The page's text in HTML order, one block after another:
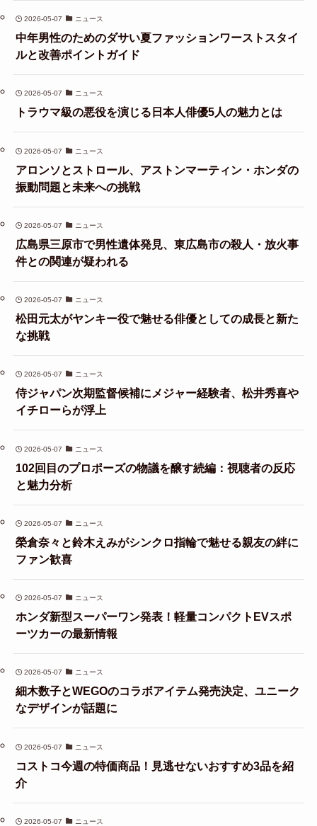
2026-05-07 ニュース
中年男性のためのダサい夏ファッションワーストスタイ
ルと改善ポイントガイド
2026-05-07 ニュース
トラウマ級の悪役を演じる日本人俳優5人の魅力とは
2026-05-07 ニュース
アロンソとストロール、アストンマーティン・ホンダの
振動問題と未来への挑戦
2026-05-07 ニュース
広島県三原市で男性遺体発見、東広島市の殺人・放火事
件との関連が疑われる
2026-05-07 ニュース
松田元太がヤンキー役で魅せる俳優としての成長と新た
な挑戦
2026-05-07 ニュース
侍ジャパン次期監督候補にメジャー経験者、松井秀喜や
イチローらが浮上
2026-05-07 ニュース
102回目のプロポーズの物議を醸す続編：視聴者の反応
と魅力分析
2026-05-07 ニュース
榮倉奈々と鈴木えみがシンクロ指輪で魅せる親友の絆に
ファン歓喜
2026-05-07 ニュース
ホンダ新型スーパーワン発表！軽量コンパクトEVスポ
ーツカーの最新情報
2026-05-07 ニュース
細木数子とWEGOのコラボアイテム発売決定、ユニーク
なデザインが話題に
2026-05-07 ニュース
コストコ今週の特価商品！見逃せないおすすめ3品を紹
介
2026-05-07 ニュース